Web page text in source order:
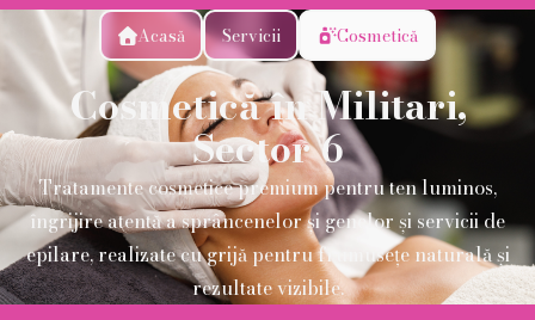
Acasă Servicii Cosmetică
Cosmetică în Militari,
Sector 6
Tratamente cosmetice premium pentru ten luminos,
îngrijire atentă a sprâncenelor și genelor și servicii de
epilare, realizate cu grijă pentru frumusețe naturală și
rezultate vizibile.